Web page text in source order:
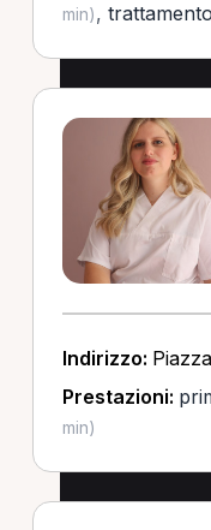
min),
Indirizzo:
Prestazioni:
min)